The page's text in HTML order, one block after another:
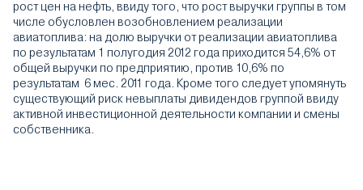
рост цен на нефть, ввиду того, что рост выручки группы в том
числе обусловлен возобновлением реализации
авиатоплива: на долю выручки от реализации авиатоплива
по результатам 1 полугодия 2012 года приходится 54,6% от
общей выручки по предприятию, против 10,6% по
результатам 6 мес. 2011 года. Кроме того следует упомянуть
существующий риск невыплаты дивидендов группой ввиду
активной инвестиционной деятельности компании и смены
собственника.